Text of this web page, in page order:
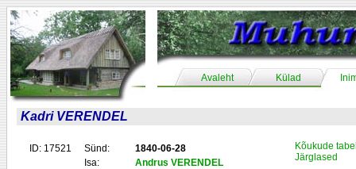
Avaleht Külad
Kadri VERENDEL
ID: 17521 Sünd:
1840-06-28
Isa:
Andrus VERENDEL
Kõukude
Järglased